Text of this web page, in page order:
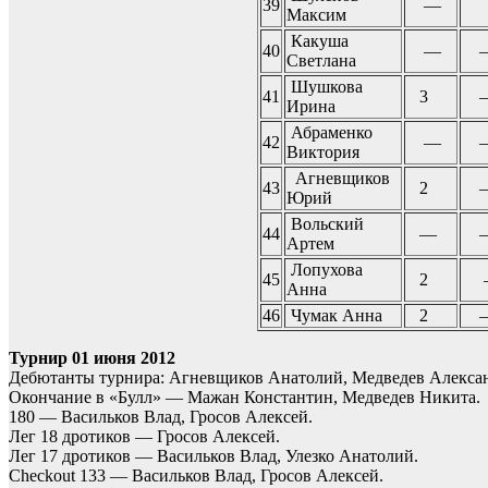
39
Максим
—
40
Какуша
Светлана
—
41
Шушкова
Ирина
3
42
Абраменко
Виктория
—
43
Агневщиков
Юрий
2
44
Вольский
Артем
—
45
Лопухова
Анна
2
46
Чумак Анна 2
Турнир 01 июня 2012
Дебютанты турнира: Агневщиков Анатолий, Медведев
Окончание в «Булл» — Мажан Константин, Медведев Никита.
180 — Васильков Влад, Гросов Алексей.
Лег 18 дротиков — Гросов Алексей.
Лег 17 дротиков — Васильков Влад, Улезко Анатолий.
Checkout 133 — Васильков Влад, Гросов Алексей.